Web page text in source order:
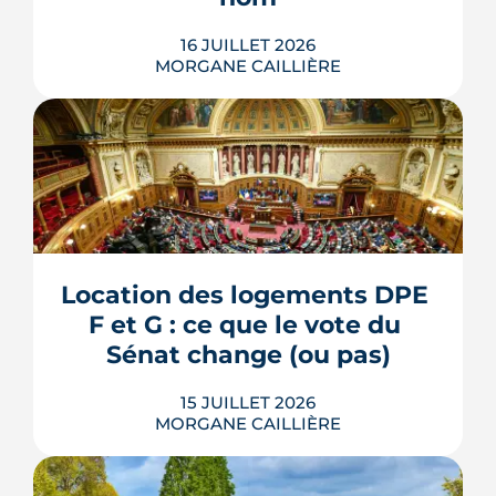
16 JUILLET 2026
MORGANE CAILLIÈRE
L'esplanade goudronnée du Breil-
Malville, doublée d'un parking, est en
travaux depuis janvier. D'ici décembre,
plantée, débaptisée au profit d'Aimée
Lallement, féministe et résistante.
LIRE L'ARTICLE
Location des logements DPE
F et G : ce que le vote du
Sénat change (ou pas)
15 JUILLET 2026
MORGANE CAILLIÈRE